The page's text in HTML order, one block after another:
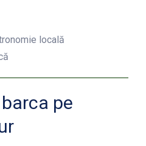
locală
pe